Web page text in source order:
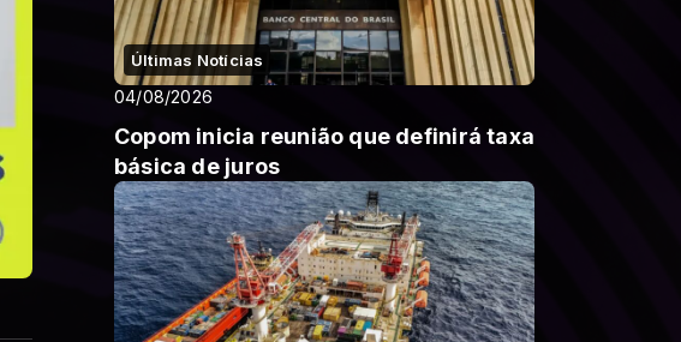
Últimas Notícias
04/08/2026
Copom inicia reunião que definirá taxa
básica de juros